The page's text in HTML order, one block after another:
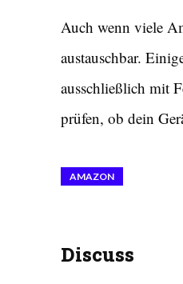
Auch wenn viele
austauschbar.
ausschließlich mit
prüfen, ob dein
AMAZON
Discuss